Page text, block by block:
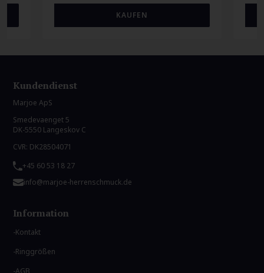
Kundendienst
Marjoe ApS
Smedevaenget 5
DK-5550 Langeskov C
CVR: DK28504071
+45 60 53 18 27
info@marjoe-herrenschmuck.de
Information
Kontakt
Ringgrößen
AGB